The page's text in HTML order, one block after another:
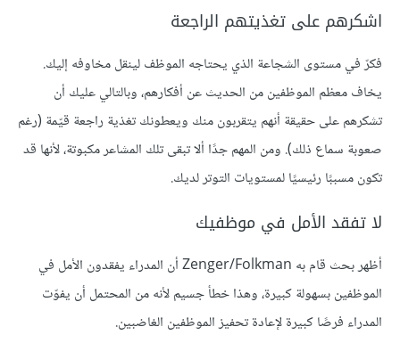
اشكرهم على تغذيتهم الراجعة
فكرّ في مستوى الشجاعة الذي يحتاجه الموظف لينقل مخاوفه إليك.
يخاف معظم الموظفين من الحديث عن أفكارهم، وبالتالي عليك أن
تشكرهم على حقيقة أنهم يتقربون منك ويعطونك تغذية راجعة قيّمة (رغم
صعوبة سماع ذلك). ومن المهم جدًا ألا تبقى تلك المشاعر مكبوتة، لأنها قد
تكون مسببًا رئيسيًا لمستويات التوتر لديك.
لا تفقد الأمل في موظفيك
أظهر بحث قام به Zenger/Folkman أن المدراء يفقدون الأمل في
الموظفين بسهولة كبيرة، وهذا خطأ جسيم لأنه من المحتمل أن يفوّت
المدراء فرصًا كبيرة لإعادة تحفيز الموظفين الغاضبين.